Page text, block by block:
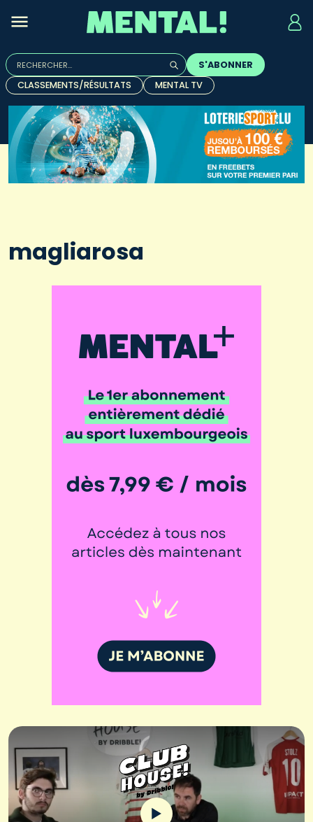
Rechercher :
Quand les résultats de l'auto-complétion sont
S'ABONNER
CLASSEMENTS/RÉSULTATS
MENTAL TV
magliarosa